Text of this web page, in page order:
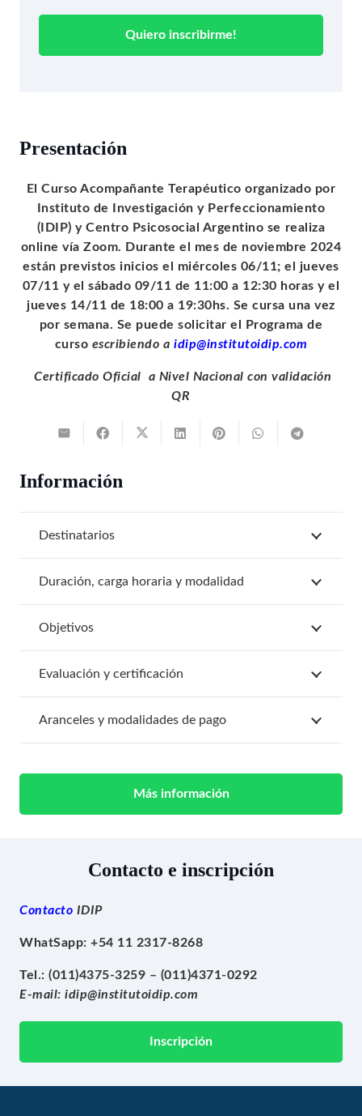
Quiero inscribirme!
Presentación
El Curso Acompañante Terapéutico organizado por
Instituto de Investigación y Perfeccionamiento
(IDIP) y Centro Psicosocial Argentino se realiza
online vía Zoom. Durante el mes de noviembre 2024
están previstos inicios el miércoles 06/11; el jueves
07/11 y el sábado 09/11 de 11:00 a 12:30 horas y el
jueves 14/11 de 18:00 a 19:30hs. Se cursa una vez
por semana. Se puede solicitar el Programa de
curso escribiendo a idip@institutoidip.com
Certificado Oficial a Nivel Nacional con validación
QR
Información
Destinatarios
Duración, carga horaria y modalidad
Objetivos
Evaluación y certificación
Aranceles y modalidades de pago
Más información
Contacto e inscripción
Contacto IDIP
WhatSapp:+54 11 2317-8268
Tel.:(011)4375-3259 – (011)4371-0292
E-mail:idip@institutoidip.com
Inscripción